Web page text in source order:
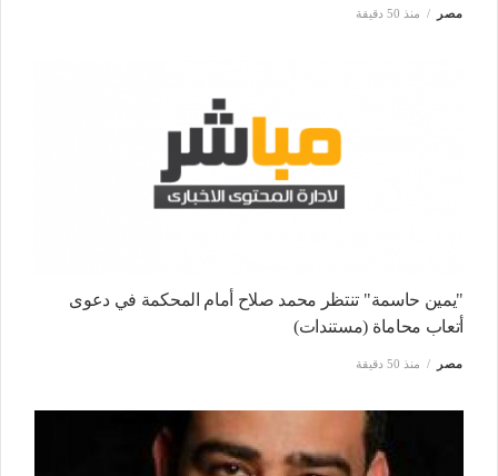
مصر منذ 50 دقيقة
"يمين حاسمة" تنتظر محمد صلاح أمام المحكمة في دعوى
أتعاب محاماة (مستندات)
مصر منذ 50 دقيقة